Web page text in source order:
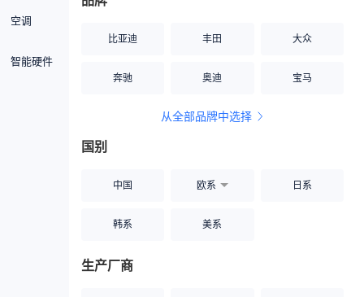
空调
智能硬件
比亚迪 丰田 大众
奔驰 奥迪 宝马
从全部品牌中选择
国别
中国 欧系 日系
韩系 美系
生产厂商